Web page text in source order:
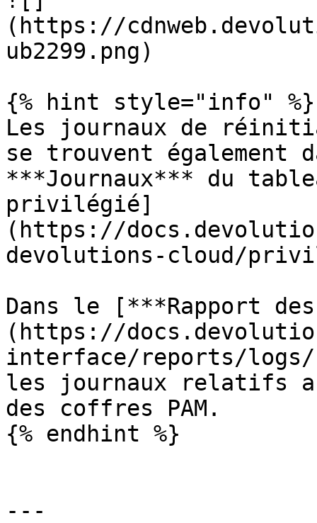
(https://
ub2299.png)
{% hint style="info" %}
Les journaux de
se trouvent également
***Journaux*** du
privilégié]
(https://
devolutions-cloud/
Dans le [***Rapport
(https://
interface/reports/logs/
les journaux relatifs
des coffres PAM.
{% endhint %}
---